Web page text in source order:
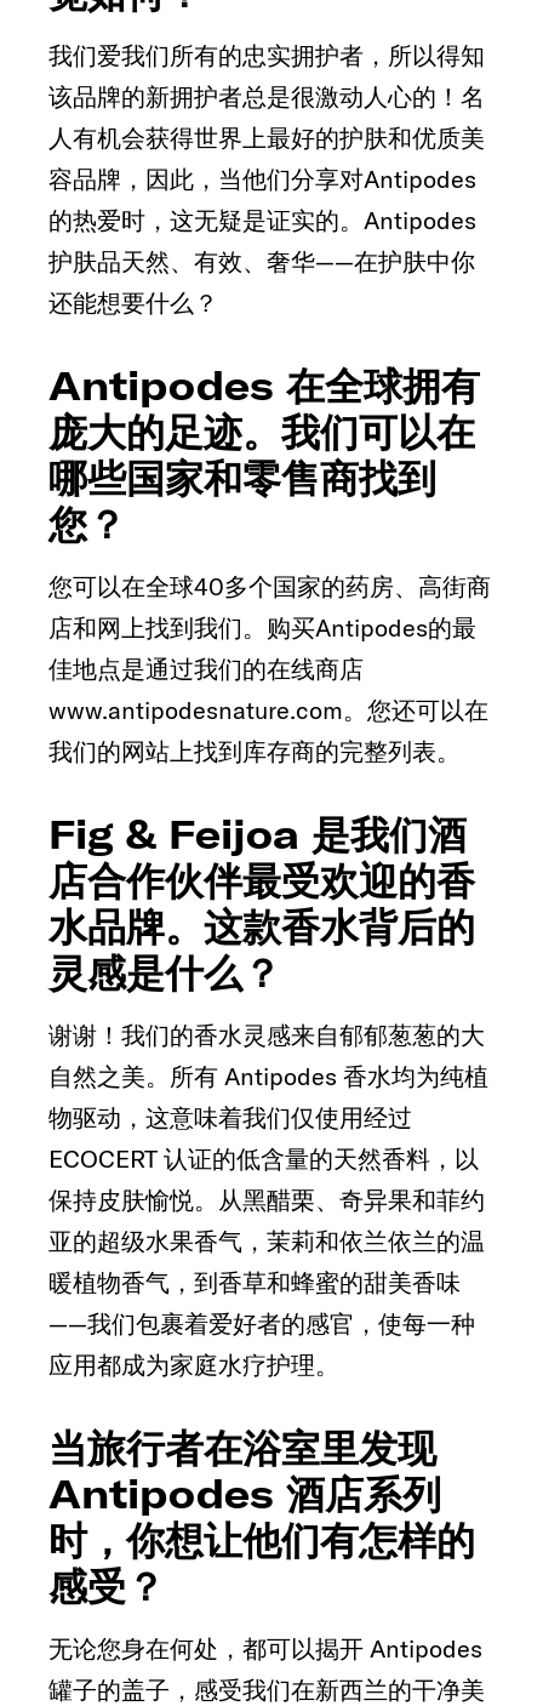
我们爱我们所有的忠实拥护者，所以得知
该品牌的新拥护者总是很激动人心的！名
人有机会获得世界上最好的护肤和优质美
容品牌，因此，当他们分享对Antipodes
的热爱时，这无疑是证实的。Antipodes
护肤品天然、有效、奢华——在护肤中你
还能想要什么？
Antipodes 在全球拥有
庞大的足迹。我们可以在
哪些国家和零售商找到
您？
您可以在全球40多个国家的药房、高街商
店和网上找到我们。购买Antipodes的最
佳地点是通过我们的在线商店
www.antipodesnature.com。您还可以在
我们的网站上找到库存商的完整列表。
Fig & Feijoa 是我们酒
店合作伙伴最受欢迎的香
水品牌。这款香水背后的
灵感是什么？
谢谢！我们的香水灵感来自郁郁葱葱的大
自然之美。所有 Antipodes 香水均为纯植
物驱动，这意味着我们仅使用经过
ECOCERT 认证的低含量的天然香料，以
保持皮肤愉悦。从黑醋栗、奇异果和菲约
亚的超级水果香气，茉莉和依兰依兰的温
暖植物香气，到香草和蜂蜜的甜美香味
——我们包裹着爱好者的感官，使每一种
应用都成为家庭水疗护理。
当旅行者在浴室里发现
Antipodes 酒店系列
时，你想让他们有怎样的
感受？
无论您身在何处，都可以揭开 Antipodes
罐子的盖子，感受我们在新西兰的干净美